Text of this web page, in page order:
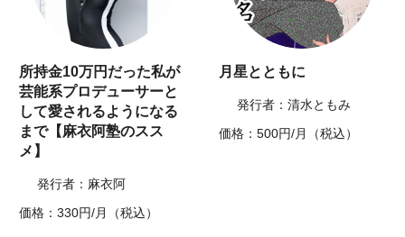
所持金10万円だった私が
芸能系プロデューサーと
して愛されるようになる
まで【麻衣阿塾のスス
メ】
発行者：麻衣阿
価格：330円/月（税込）
月星とともに
発行者：清水ともみ
価格：500円/月（税込）